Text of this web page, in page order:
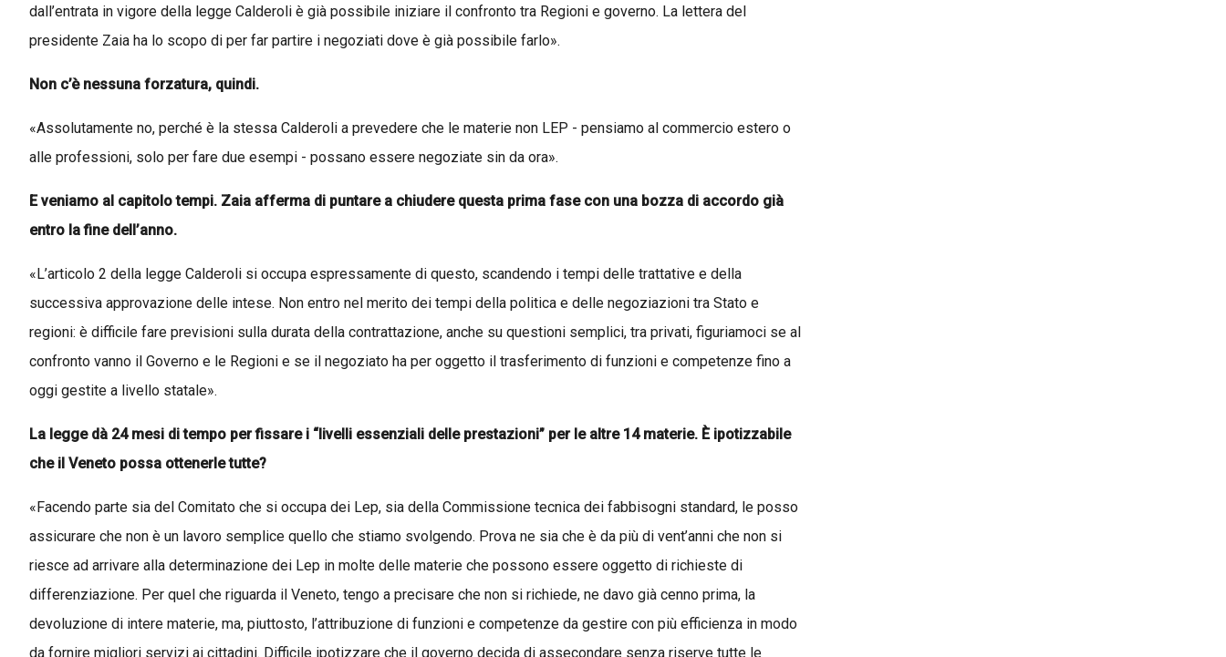
dall’entrata in vigore della legge Calderoli è già possibile iniziare il confronto tra Regioni e governo. La lettera del
presidente Zaia ha lo scopo di per far partire i negoziati dove è già possibile farlo».
Non c’è nessuna forzatura, quindi.
«Assolutamente no, perché è la stessa Calderoli a prevedere che le materie non LEP - pensiamo al commercio estero o
alle professioni, solo per fare due esempi - possano essere negoziate sin da ora».
E veniamo al capitolo tempi. Zaia afferma di puntare a chiudere questa prima fase con una bozza di accordo già
entro la fine dell’anno.
«L’articolo 2 della legge Calderoli si occupa espressamente di questo, scandendo i tempi delle trattative e della
successiva approvazione delle intese. Non entro nel merito dei tempi della politica e delle negoziazioni tra Stato e
regioni: è difficile fare previsioni sulla durata della contrattazione, anche su questioni semplici, tra privati, figuriamoci se al
confronto vanno il Governo e le Regioni e se il negoziato ha per oggetto il trasferimento di funzioni e competenze fino a
oggi gestite a livello statale».
La legge dà 24 mesi di tempo per fissare i “livelli essenziali delle prestazioni” per le altre 14 materie. È ipotizzabile
che il Veneto possa ottenerle tutte?
«Facendo parte sia del Comitato che si occupa dei Lep, sia della Commissione tecnica dei fabbisogni standard, le posso
assicurare che non è un lavoro semplice quello che stiamo svolgendo. Prova ne sia che è da più di vent’anni che non si
riesce ad arrivare alla determinazione dei Lep in molte delle materie che possono essere oggetto di richieste di
differenziazione. Per quel che riguarda il Veneto, tengo a precisare che non si richiede, ne davo già cenno prima, la
devoluzione di intere materie, ma, piuttosto, l’attribuzione di funzioni e competenze da gestire con più efficienza in modo
da fornire migliori servizi ai cittadini. Difficile ipotizzare che il governo decida di assecondare senza riserve tutte le